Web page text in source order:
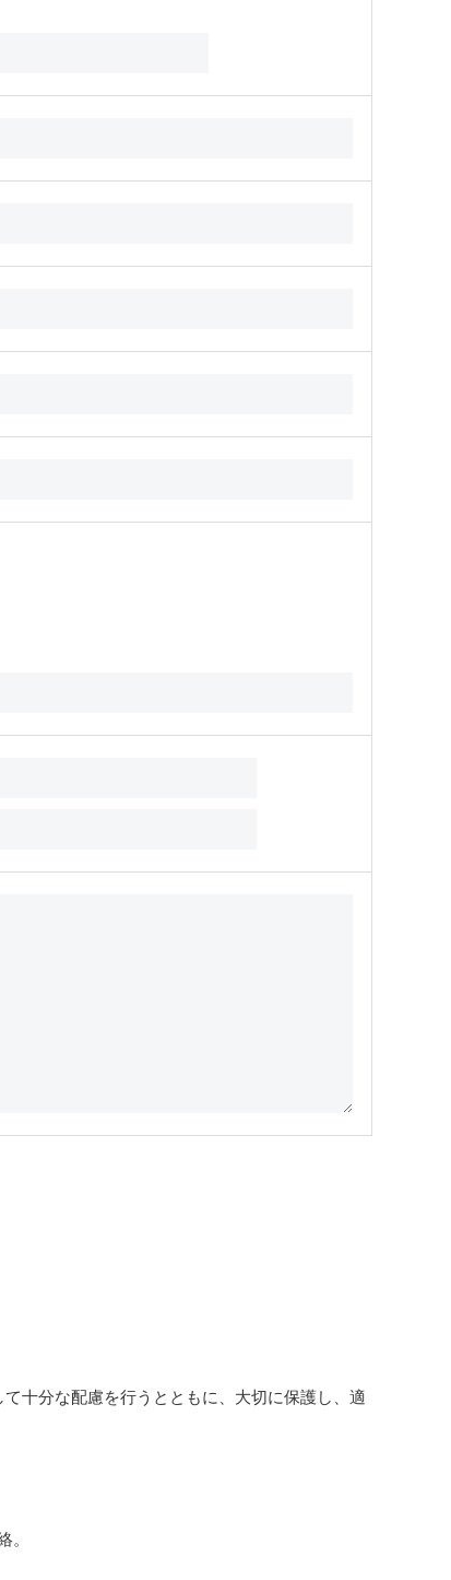
十分な配慮を行うとともに、大切に保護し、適
。